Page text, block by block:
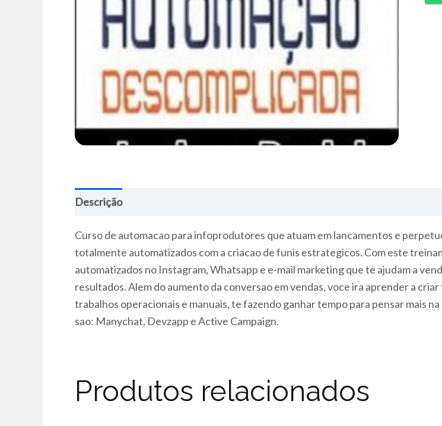
Descrição
Curso de automacao para infoprodutores que atuam em lancamentos e
totalmente automatizados com a criacao de funis estrategicos. Com este
automatizados no Instagram, Whatsapp e e-mail marketing que te ajudam a
resultados. Alem do aumento da conversao em vendas, voce ira aprender a
trabalhos operacionais e manuais, te fazendo ganhar tempo para pensar mais
sao: Manychat, Devzapp e Active Campaign.
Produtos relacionados